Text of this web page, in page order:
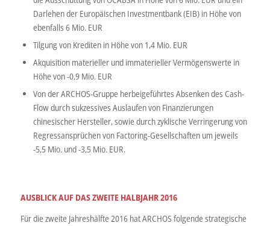
Darlehen der Europäischen Investmentbank (EIB) in Höhe von
ebenfalls 6 Mio. EUR
Tilgung von Krediten in Höhe von 1,4 Mio. EUR
Akquisition materieller und immaterieller Vermögenswerte in
Höhe von -0,9 Mio. EUR
Von der ARCHOS-Gruppe herbeigeführtes Absenken des Cash-
Flow durch sukzessives Auslaufen von Finanzierungen
chinesischer Hersteller, sowie durch zyklische Verringerung von
Regressansprüchen von Factoring-Gesellschaften um jeweils
-5,5 Mio. und -3,5 Mio. EUR.
AUSBLICK AUF DAS ZWEITE HALBJAHR 2016
Für die zweite Jahreshälfte 2016 hat ARCHOS folgende strategische